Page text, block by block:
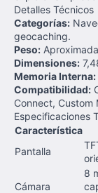
Detalles Técnicos
Categorías:
geocaching.
Peso:
Dimensiones:
Memoria Interna:
Compatibilidad:
Connect, Custom
Especificaciones
Característica
Pantalla
Cámara
8